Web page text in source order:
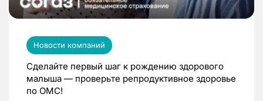
Новости компаний
Сделайте первый шаг к рождению здорового
малыша — проверьте репродуктивное здоровье
по ОМС!